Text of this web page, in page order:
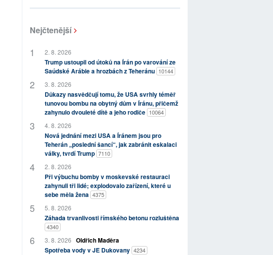
Nejčtenější
2. 8. 2026
Trump ustoupil od útoků na Írán po varování ze
Saúdské Arábie a hrozbách z Teheránu 10144
3. 8. 2026
Důkazy nasvědčují tomu, že USA svrhly téměř
tunovou bombu na obytný dům v Íránu, přičemž
zahynulo dvouleté dítě a jeho rodiče 10064
4. 8. 2026
Nová jednání mezi USA a Íránem jsou pro
Teherán „poslední šancí“, jak zabránit eskalaci
války, tvrdí Trump 7110
2. 8. 2026
Při výbuchu bomby v moskevské restauraci
zahynuli tři lidé; explodovalo zařízení, které u
sebe měla žena 4375
5. 8. 2026
Záhada trvanlivosti římského betonu rozluštěna
4340
3. 8. 2026 Oldřich Maděra
Spotřeba vody v JE Dukovany 4234